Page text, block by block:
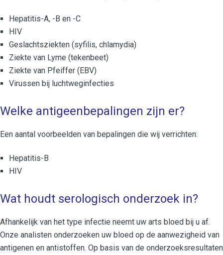
Hepatitis-A, -B en -C
HIV
Geslachtsziekten (syfilis, chlamydia)
Ziekte van Lyme (tekenbeet)
Ziekte van Pfeiffer (EBV)
Virussen bij luchtweginfecties
Welke antigeenbepalingen zijn er?
Een aantal voorbeelden van bepalingen die wij verrichten:
Hepatitis-B
HIV
Wat houdt serologisch onderzoek in?
Afhankelijk van het type infectie neemt uw arts bloed bij u af.
Onze analisten onderzoeken uw bloed op de aanwezigheid van
antigenen en antistoffen. Op basis van de onderzoeksresultaten